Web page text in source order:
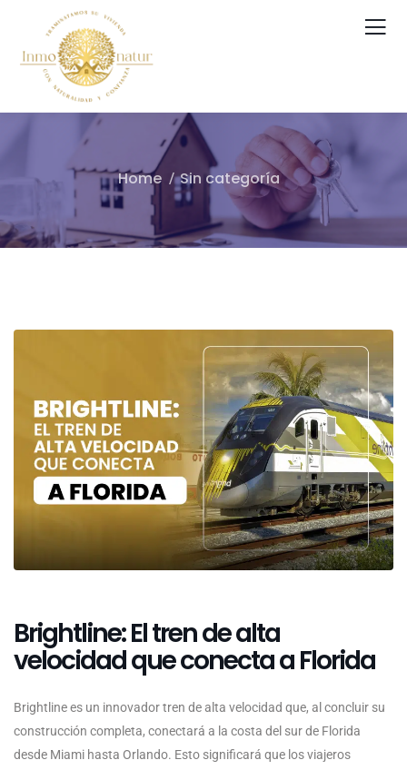
Home Sin categoría
Brightline: El tren de alta
velocidad que conecta a Florida
Brightline es un innovador tren de alta velocidad que, al concluir su
construcción completa, conectará a la costa del sur de Florida
desde Miami hasta Orlando. Esto significará que los viajeros